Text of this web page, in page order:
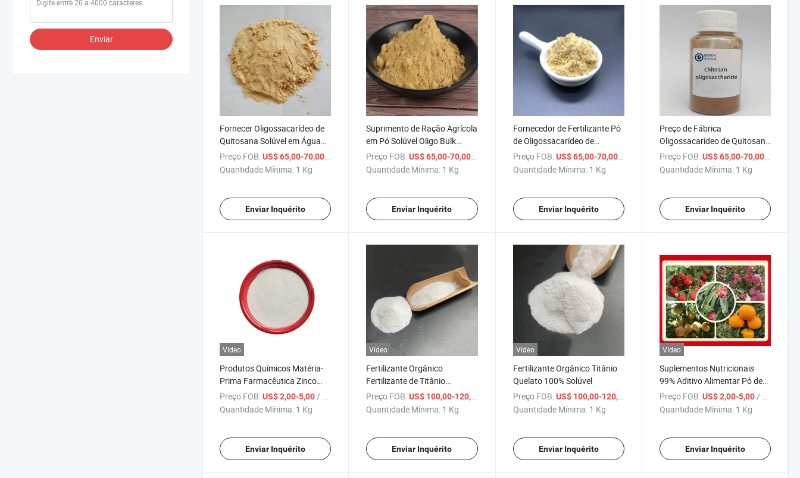
Enviar
Fornecer Oligossacarídeo de
Quitosana Solúvel em Água
para Agricultura com Preço
de Atacado
Preço FOB:US$ 65,00-70,00
Quantidade Mínima: 1 Kg
Enviar Inquérito
Suprimento de Ração Agrícola
em Pó Solúvel Oligo Bulk
Quitosano Oligossacarídeo
Preço FOB: US$ 65,00-70,00
Quantidade Mínima: 1 Kg
Enviar Inquérito
Fornecedor de Fertilizante Pó
de Oligossacarídeo de
Quitosana de Grau Agrícola
Fertilizante Orgânico
Preço FOB: US$ 65,00-70,00
Quantidade Mínima: 1 Kg
Enviar Inquérito
Preço de Fábrica
Oligossacarídeo de Quitosana
de Alto Peso Molecular em Pó
Natural Solúvel em Água
Preço FOB: US$ 65,00-70,00
Quantidade Mínima: 1 Kg
Enviar Inquérito
Vídeo
Produtos Químicos Matéria-
Prima Farmacêutica Zinco
Metionina Quelato Pó CAS
56329-42-1 Metionina de
Preço FOB:US$ 2,00-5,00/ Kg
Quantidade Mínima: 1 Kg
Enviar Inquérito
Vídeo
Fertilizante Orgânico
Fertilizante de Titânio
Quelado Solúvel em Água
Preço FOB: US$ 100,00-120,00
Quantidade Mínima: 1 Kg
Enviar Inquérito
Vídeo
Fertilizante Orgânico Titânio
Quelato 100% Solúvel
Preço FOB: US$ 100,00-120,00
Quantidade Mínima: 1 Kg
Enviar Inquérito
Vídeo
Suplementos Nutricionais
99% Aditivo Alimentar Pó de
Carnosina de Zinco Quelato
CAS 107667-60-7
Preço FOB: US$ 2,00-5,00/ Kg
Quantidade Mínima: 1 Kg
Enviar Inquérito